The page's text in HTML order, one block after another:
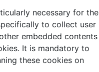
necessary for the
to collect user
embedded contents
It is mandatory to
these cookies on